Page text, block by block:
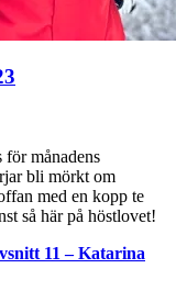
för månadens
bli mörkt om
med en kopp te
så här på höstlovet!
11 – Katarina